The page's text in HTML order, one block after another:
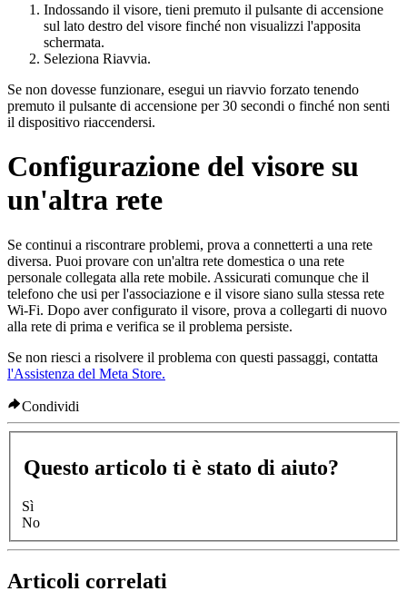
Indossando il visore, tieni premuto il pulsante di accensione
sul lato destro del visore finché non visualizzi l'apposita
schermata.
Seleziona Riavvia.
Se non dovesse funzionare, esegui un riavvio forzato tenendo
premuto il pulsante di accensione per 30 secondi o finché non senti
il dispositivo riaccendersi.
Configurazione del visore su
un'altra rete
Se continui a riscontrare problemi, prova a connetterti a una rete
diversa. Puoi provare con un'altra rete domestica o una rete
personale collegata alla rete mobile. Assicurati comunque che il
telefono che usi per l'associazione e il visore siano sulla stessa rete
Wi-Fi. Dopo aver configurato il visore, prova a collegarti di nuovo
alla rete di prima e verifica se il problema persiste.
Se non riesci a risolvere il problema con questi passaggi, contatta
l'Assistenza del Meta Store.
Condividi
Questo articolo ti è stato di aiuto?
Sì
No
Articoli correlati